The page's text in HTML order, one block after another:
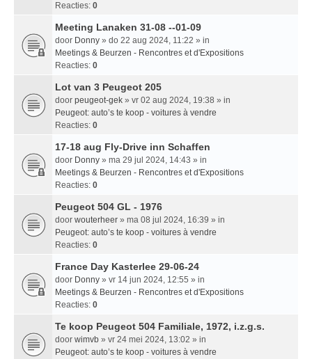
Reacties: 0
Meeting Lanaken 31-08 --01-09
door Donny » do 22 aug 2024, 11:22 » in
Meetings & Beurzen - Rencontres et d'Expositions
Reacties: 0
Lot van 3 Peugeot 205
door peugeot-gek » vr 02 aug 2024, 19:38 » in
Peugeot: auto’s te koop - voitures à vendre
Reacties: 0
17-18 aug Fly-Drive inn Schaffen
door Donny » ma 29 jul 2024, 14:43 » in
Meetings & Beurzen - Rencontres et d'Expositions
Reacties: 0
Peugeot 504 GL - 1976
door wouterheer » ma 08 jul 2024, 16:39 » in
Peugeot: auto’s te koop - voitures à vendre
Reacties: 0
France Day Kasterlee 29-06-24
door Donny » vr 14 jun 2024, 12:55 » in
Meetings & Beurzen - Rencontres et d'Expositions
Reacties: 0
Te koop Peugeot 504 Familiale, 1972, i.z.g.s.
door wimvb » vr 24 mei 2024, 13:02 » in
Peugeot: auto’s te koop - voitures à vendre